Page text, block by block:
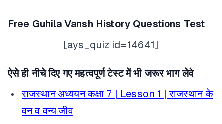
Free Guhila Vansh History Questions Test
[ays_quiz id=14641]
ऐसे ही नीचे दिए गए महत्वपूर्ण टेस्ट में भी जरूर भाग लेवे
राजस्थान अध्ययन कक्षा 7 | Lesson 1 | राजस्थान के
वन व वन्य जीव